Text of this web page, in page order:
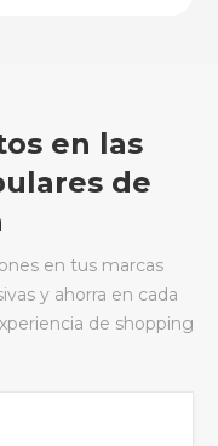
en las
de
en tus marcas
y ahorra en cada
de shopping